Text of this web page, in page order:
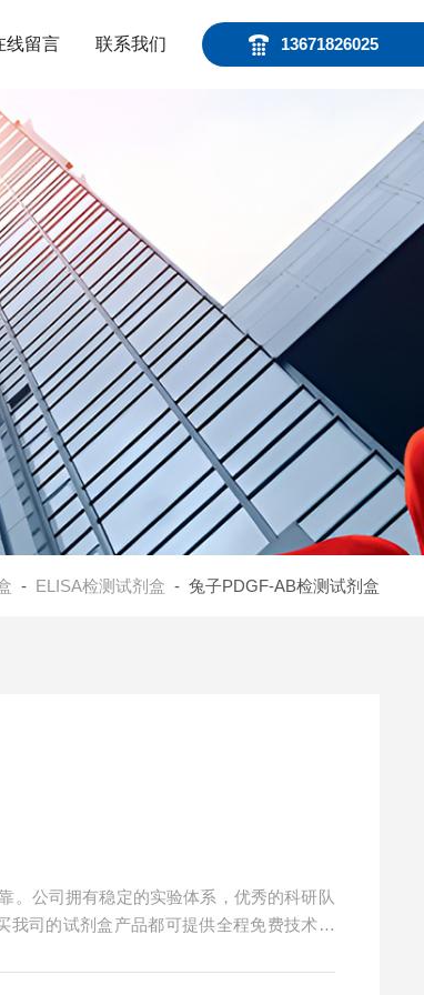
13671826025
线留言 联系我们
- ELISA检测试剂盒 - 兔子PDGF-AB检测试剂盒
。公司拥有稳定的实验体系，优秀的科研队
我司的试剂盒产品都可提供全程免费技术指